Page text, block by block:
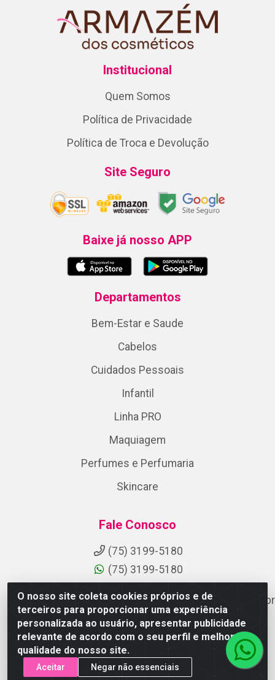
O nosso site coleta cookies próprios e de
terceiros para proporcionar uma experiência
personalizada ao usuário, apresentar publicidade
relevante de acordo com o seu perfil e melhorar a
qualidade do nosso site.
Aceitar Negar não essenciais
Institucional
Quem Somos
Política de Privacidade
Política de Troca e Devolução
Site Seguro
Baixe já nosso APP
Departamentos
Bem-Estar e Saude
Cabelos
Cuidados Pessoais
Infantil
Linha PRO
Maquiagem
Perfumes e Perfumaria
Skincare
Fale Conosco
(75) 3199-5180
(75) 3199-5180
suporteaocliente@armazemdoscosmeticosfsa.com.br
Instagram
Formas de Pagamento